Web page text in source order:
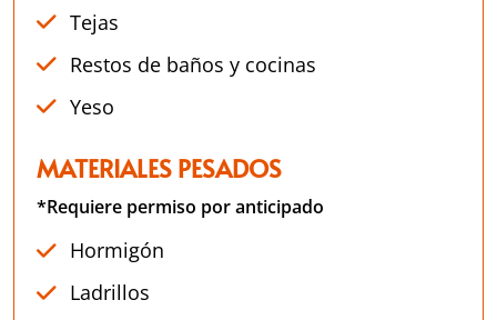
Tejas
Restos de baños y cocinas
Yeso
MATERIALES PESADOS
*Requiere permiso por anticipado
Hormigón
Ladrillos